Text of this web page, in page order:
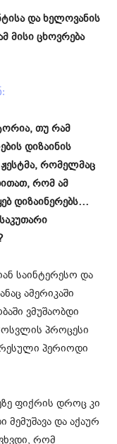
და ხელოვანის
მისი ცხოვრება
თუ რამ
დიზაინის
რომელმაც
რომ ამ
დიზაინერებს…
საინტერესო და
ამერიკაში
ვმუშაობდი
პროცესი
პერიოდი
ფიქრის დროც კი
და აქაურ
რომ